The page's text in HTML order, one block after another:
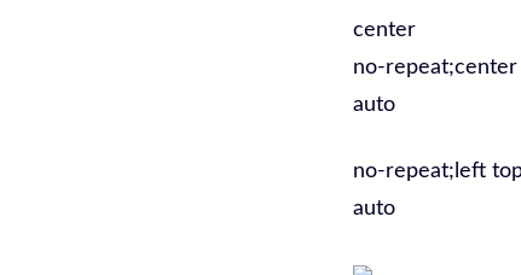
center
no-repeat;center
auto
no-repeat;left
auto